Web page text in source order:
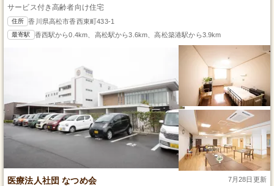
サービス付き高齢者向け住宅
住所 香川県高松市香西東町433-1
最寄駅 香西駅から0.4km、高松駅から3.6km、高松築港駅から3.9km
医療法人社団 なつめ会 7月28日更新